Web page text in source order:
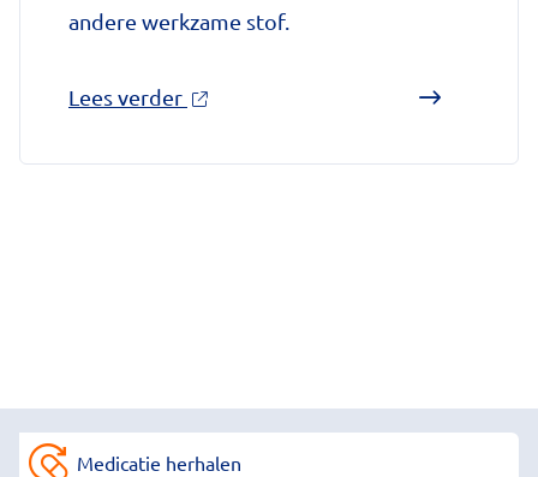
andere werkzame stof.
Lees verder over
groothandel
Medicatie herhalen